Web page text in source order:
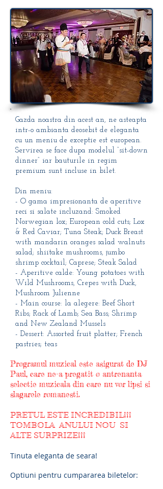
Gazda noastra din acest an, ne asteapta
intr-o ambianta deosebit de eleganta
cu un meniu de exceptie est european.
Servirea se face dupa modelul “sit-down
dinner” iar bauturile in regim
premium sunt incluse in bilet.
Din meniu:
- O gama impresionanta de aperitive
reci si salate incluzand: Smoked
Norwegian lox; European cold cuts; Lox
& Red Caviar; Tuna Steak; Duck Breast
with mandarin oranges salad walnuts
salad; shiitake mushrooms, jumbo
shrimp cocktail; Caprese; Steak Salad
- Aperitive calde: Young potatoes with
Wild Mushrooms, Crepes with Duck,
Mushroom Julienne
- Main course: la alegere: Beef Short
Ribs; Rack of Lamb; Sea Bass; Shrimp
and New Zealand Mussels
- Dessert: Assorted fruit platter; French
pastries; teas
Programul muzical este asigurat de DJ
Paul, care ne-a pregatit o antrenanta
selectie muzicala din care nu vor lipsi si
slagarele romanesti.
PRETUL ESTE INCREDIBIL!!!
TOMBOLA ANULUI NOU SI
ALTE SURPRIZE!!!
Tinuta eleganta de seara!
Optiuni pentru cumpararea biletelor: